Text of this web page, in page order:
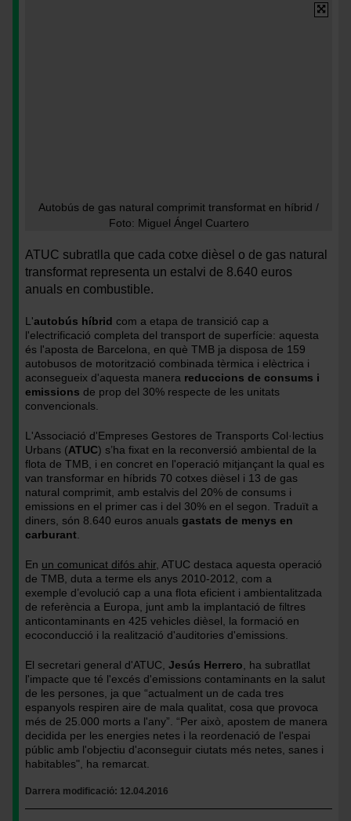
Autobús
natural
comprimit
transformat
híbrid
/
Foto:
Miguel
Ángel
Cuartero
gas
natural
comprimit
en
híbrid
/
Foto:
Miguel
Ángel
Cuartero
Autobús de gas natural comprimit transformat en híbrid /
Foto: Miguel Ángel Cuartero
ATUC subratlla que cada cotxe dièsel o de gas natural
transformat representa un estalvi de 8.640 euros
anuals en combustible.
L'autobús híbrid com a etapa de transició cap a
l'electrificació completa del transport de superfície: aquesta
és l'aposta de Barcelona, en què TMB ja disposa de 159
autobusos de motorització combinada tèrmica i elèctrica i
aconsegueix d'aquesta manera reduccions de consums i
emissions de prop del 30% respecte de les unitats
convencionals.
L'Associació d'Empreses Gestores de Transports Col·lectius
Urbans (ATUC) s’ha fixat en la reconversió ambiental de la
flota de TMB, i en concret en l'operació mitjançant la qual es
van transformar en híbrids 70 cotxes dièsel i 13 de gas
natural comprimit, amb estalvis del 20% de consums i
emissions en el primer cas i del 30% en el segon. Traduït a
diners, són 8.640 euros anuals gastats de menys en
carburant.
En un comunicat difós ahir, ATUC destaca aquesta operació
de TMB, duta a terme els anys 2010-2012, com a
exemple d’evolució cap a una flota eficient i ambientalitzada
de referència a Europa, junt amb la implantació de filtres
anticontaminants en 425 vehicles dièsel, la formació en
ecoconducció i la realització d'auditories d'emissions.
El secretari general d'ATUC, Jesús Herrero, ha subratllat
l'impacte que té l'excés d'emissions contaminants en la salut
de les persones, ja que “actualment un de cada tres
espanyols respiren aire de mala qualitat, cosa que provoca
més de 25.000 morts a l'any”. “Per això, apostem de manera
decidida per les energies netes i la reordenació de l'espai
públic amb l'objectiu d'aconseguir ciutats més netes, sanes i
habitables", ha remarcat.
Darrera modificació 12.04.2016